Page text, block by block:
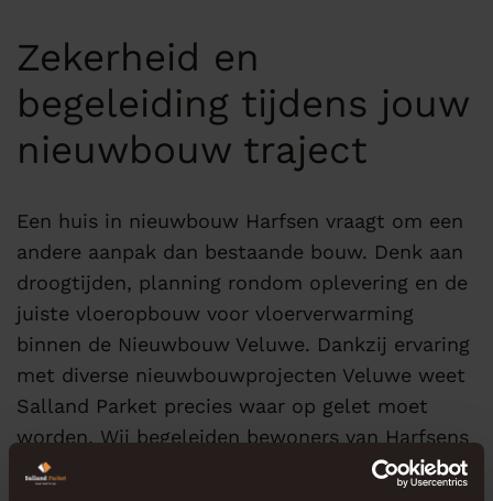
Zekerheid en
begeleiding tijdens jouw
nieuwbouw traject
Een huis in nieuwbouw Harfsen vraagt om een
andere aanpak dan bestaande bouw. Denk aan
droogtijden, planning rondom oplevering en de
juiste vloeropbouw voor vloerverwarming
binnen de Nieuwbouw Veluwe. Dankzij ervaring
met diverse nieuwbouwprojecten Veluwe weet
Salland Parket precies waar op gelet moet
worden. Wij begeleiden bewoners van Harfsens
hart van eerste oriëntatie tot perfecte